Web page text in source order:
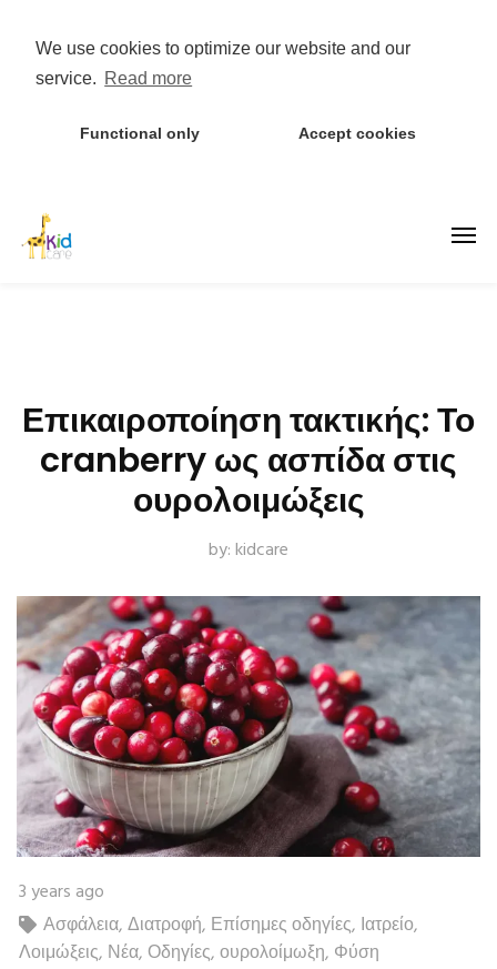
We use cookies to optimize our website and our
service. Read more
Functional only Accept cookies
Επικαιροποίηση τακτικής: Το
cranberry ως ασπίδα στις
ουρολοιμώξεις
by:kidcare
3 years ago
Ασφάλεια,Διατροφή, Επίσημες οδηγίες, Ιατρείο,
Λοιμώξεις, Νέα, Οδηγίες,ουρολοίμωξη, Φύση